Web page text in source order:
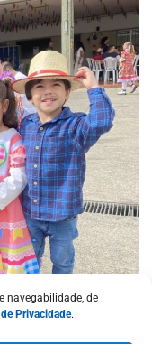
navegabilidade, de
Privacidade.